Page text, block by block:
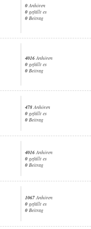
0Anhören
0 gefällt es
0 Beitrag
4016Anhören
0 gefällt es
0 Beitrag
478 Anhören
0 gefällt es
0 Beitrag
4016 Anhören
0 gefällt es
0 Beitrag
1067 Anhören
0 gefällt es
0 Beitrag